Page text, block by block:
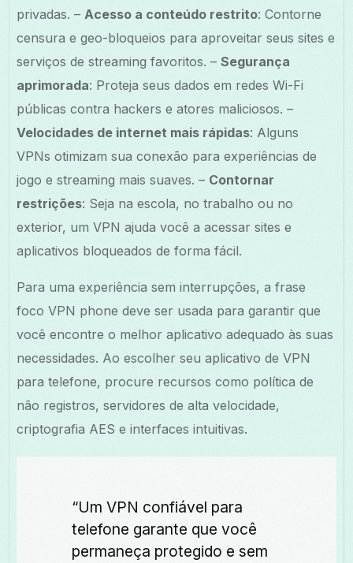
privadas. –Acesso a conteúdo restrito: Contorne
censura e geo-bloqueios para aproveitar seus sites e
serviços de streaming favoritos. –Segurança
aprimorada: Proteja seus dados em redes Wi-Fi
públicas contra hackers e atores maliciosos. –
Velocidades de internet mais rápidas: Alguns
VPNs otimizam sua conexão para experiências de
jogo e streaming mais suaves. – Contornar
restrições: Seja na escola, no trabalho ou no
exterior, um VPN ajuda você a acessar sites e
aplicativos bloqueados de forma fácil.
Para uma experiência sem interrupções, a frase
foco VPN phone deve ser usada para garantir que
você encontre o melhor aplicativo adequado às suas
necessidades. Ao escolher seu aplicativo de VPN
para telefone, procure recursos como política de
não registros, servidores de alta velocidade,
criptografia AES e interfaces intuitivas.
“Um VPN confiável para
telefone garante que você
permaneça protegido e sem